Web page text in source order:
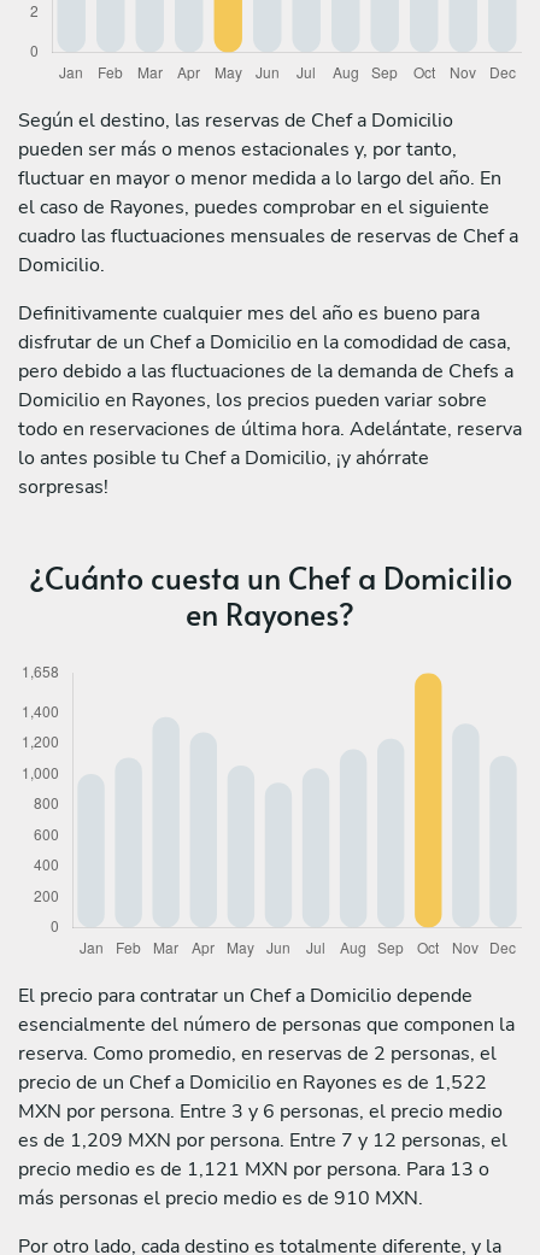
Según el destino, las reservas de Chef a Domicilio
pueden ser más o menos estacionales y, por tanto,
fluctuar en mayor o menor medida a lo largo del año. En
el caso de Rayones, puedes comprobar en el siguiente
cuadro las fluctuaciones mensuales de reservas de Chef a
Domicilio.
Definitivamente cualquier mes del año es bueno para
disfrutar de un Chef a Domicilio en la comodidad de casa,
pero debido a las fluctuaciones de la demanda de Chefs a
Domicilio en Rayones, los precios pueden variar sobre
todo en reservaciones de última hora. Adelántate, reserva
lo antes posible tu Chef a Domicilio, ¡y ahórrate
sorpresas!
¿Cuánto cuesta un Chef a Domicilio
en Rayones?
El precio para contratar un Chef a Domicilio depende
esencialmente del número de personas que componen la
reserva. Como promedio, en reservas de 2 personas, el
precio de un Chef a Domicilio en Rayones es de 1,522
MXN por persona. Entre 3 y 6 personas, el precio medio
es de 1,209 MXN por persona. Entre 7 y 12 personas, el
precio medio es de 1,121 MXN por persona. Para 13 o
más personas el precio medio es de 910 MXN.
Por otro lado, cada destino es totalmente diferente, y la